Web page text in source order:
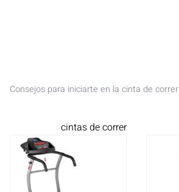
Consejos para iniciarte en la cinta de correr
cintas de correr